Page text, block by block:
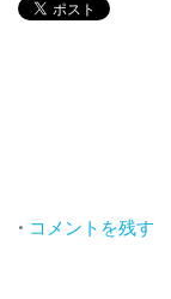
• コメントを残す